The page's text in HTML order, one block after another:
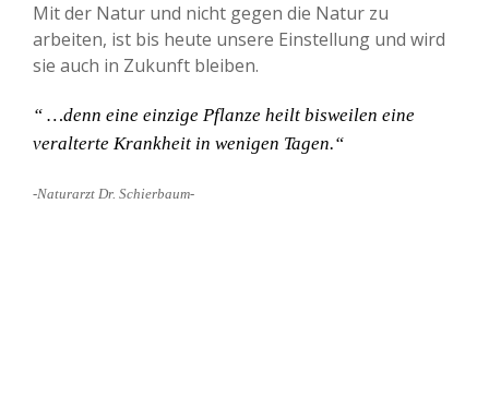
Mit der Natur und nicht gegen die Natur zu
arbeiten, ist bis heute unsere Einstellung und wird
sie auch in Zukunft bleiben.
“ …denn eine einzige Pflanze heilt bisweilen eine
veralterte Krankheit in wenigen Tagen.“
-Naturarzt Dr. Schierbaum-